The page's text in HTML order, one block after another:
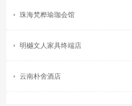
珠海梵桦瑜珈会馆
明樾文人家具终端店
云南朴舍酒店